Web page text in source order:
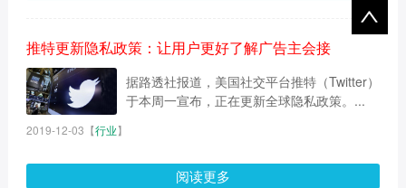
推特更新隐私政策：让用户更好了解广告主会接
据路透社报道，美国社交平台推特（Twitter）
于本周一宣布，正在更新全球隐私政策。...
2019-12-03 【行业】
阅读更多